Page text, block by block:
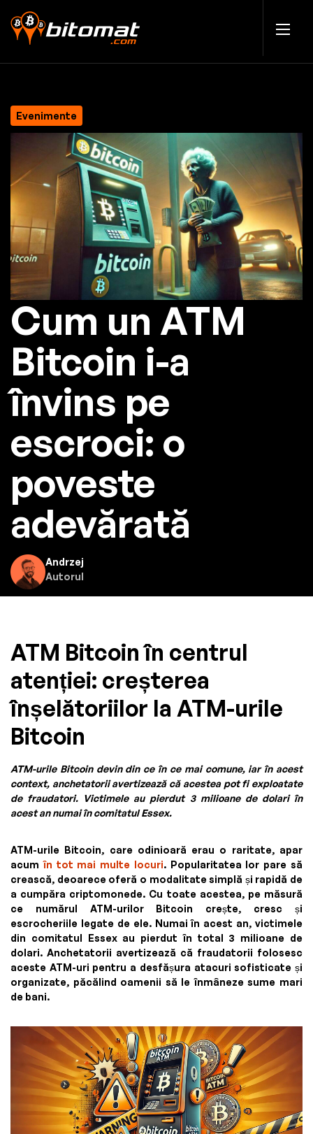
Evenimente
Cum un ATM
Bitcoin i-a
învins pe
escroci: o
poveste
adevărată
Andrzej
Autorul
ATM Bitcoin în centrul
atenției: creșterea
înșelătoriilor la ATM-urile
Bitcoin
ATM-urile Bitcoin devin din ce în ce mai comune, iar în acest
context, anchetatorii avertizează că acestea pot fi exploatate
de fraudatori. Victimele au pierdut 3 milioane de dolari în
acest an numai în comitatul Essex.
ATM-urile Bitcoin, care odinioară erau o raritate, apar
acumîn tot mai multe locuri. Popularitatea lor pare să
crească, deoarece oferă o modalitate simplă și rapidă de
a cumpăra criptomonede. Cu toate acestea, pe măsură
ce numărul ATM-urilor Bitcoin crește, cresc și
escrocheriile legate de ele. Numai în acest an, victimele
din comitatul Essex au pierdut în total 3 milioane de
dolari. Ancheta­torii avertizează că fraudatorii folosesc
aceste ATM-uri pentru a desfășura atacuri sofisticate și
organizate, păcălind oamenii să le înmâneze sume mari
de bani.